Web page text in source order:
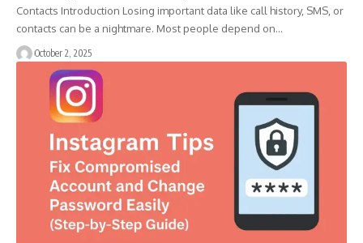
Contacts Introduction Losing important data like call history, SMS, or
contacts can be a nightmare. Most people depend on…
October 2, 2025